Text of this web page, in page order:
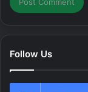
Follow Us